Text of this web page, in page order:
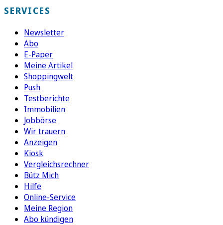
SERVICES
Newsletter
Abo
E-Paper
Meine Artikel
Shoppingwelt
Push
Testberichte
Immobilien
Jobbörse
Wir trauern
Anzeigen
Kiosk
Vergleichsrechner
Bütz Mich
Hilfe
Online-Service
Meine Region
Abo kündigen